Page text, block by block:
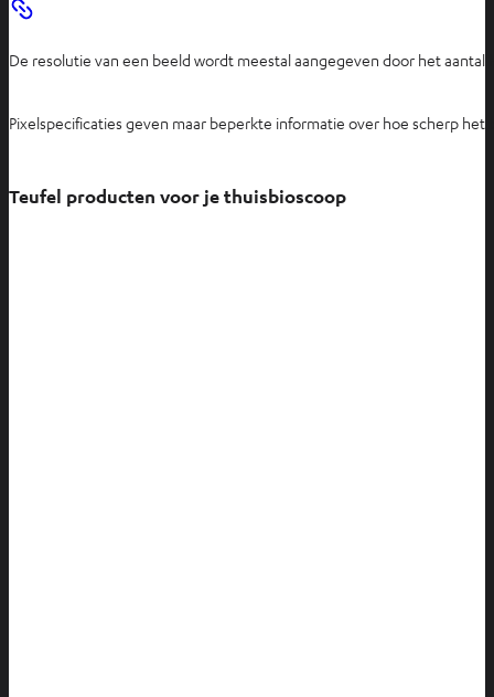
De resolutie van een beeld wordt meestal aangegeven door het aantal
Pixelspecificaties geven maar beperkte informatie over hoe scherp
Teufel producten voor je thuisbioscoop